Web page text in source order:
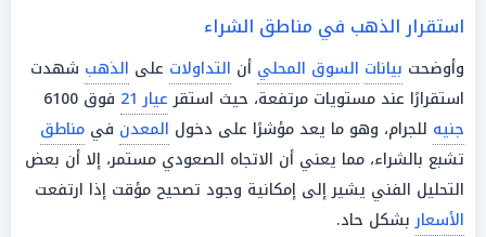
استقرار الذهب في مناطق الشراء
وأوضحت بيانات السوق المحلي أن التداولات على الذهب شهدت
استقرارًا عند مستويات مرتفعة، حيث استقرعيار 21
فوق 6100
جنيه للجرام، وهو ما يعد مؤشرًا على دخول المعدن في مناطق
تشبع بالشراء، مما يعني أن الاتجاه الصعودي مستمر، إلا أن بعض
التحليل الفني يشير إلى إمكانية وجود تصحيح مؤقت إذا ارتفعت
الأسعاربشكل حاد.